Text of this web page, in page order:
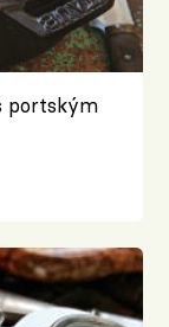
portským